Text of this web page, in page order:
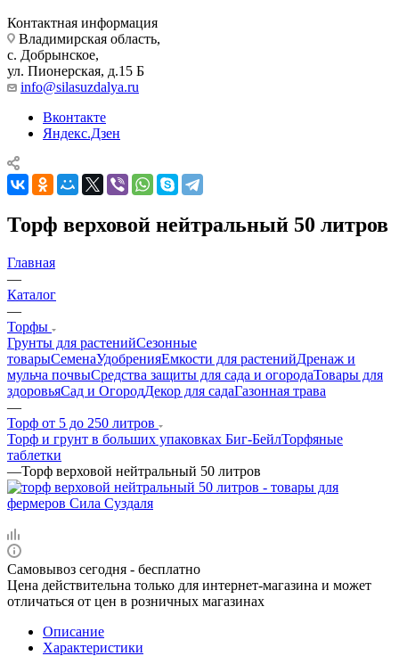
Контактная информация
Владимирская область,
с. Добрынское,
ул. Пионерская, д.15 Б
info@silasuzdalya.ru
Вконтакте
Яндекс.Дзен
Торф верховой нейтральный 50 литров
Главная
—
Каталог
—
Торфы
Грунты для растенийСезонные
товарыСеменаУдобренияЕмкости для растенийДренаж и
мульча почвыСредства защиты для сада и огородаТовары для
здоровьяСад и ОгородДекор для садаГазонная трава
—
Торф от 5 до 250 литров
Торф и грунт в больших упаковках Биг-БейлТорфяные
таблетки
—Торф верховой нейтральный 50 литров
Самовывоз сегодня - бесплатно
Цена действительна только для интернет-магазина и может
отличаться от цен в розничных магазинах
Описание
Характеристики